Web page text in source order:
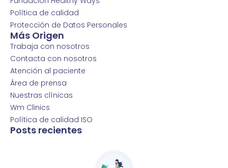
Política de calidad
Protección de Datos Personales
Más Origen
Trabaja con nosotros
Contacta con nosotros
Atención al paciente
Área de prensa
Nuestras clínicas
Wm Clinics
Política de calidad ISO
Posts recientes